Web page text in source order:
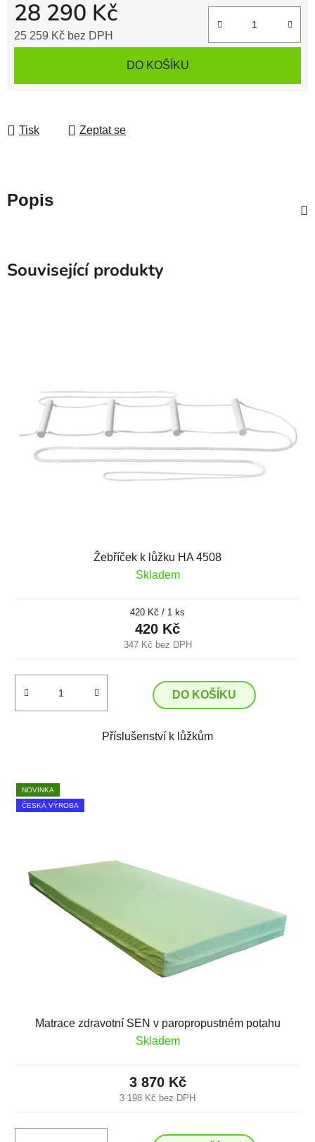
28 290 Kč
25 259 Kč bez DPH
DO KOŠÍKU
Tisk Zeptat se
Popis
Související produkty
Žebříček k lůžku HA 4508
Skladem
347 Kč bez DPH
420 Kč
Měrná
cena:
420 Kč / 1 ks
DO KOŠÍKU
Příslušenství k lůžkům
NOVINKA
ČESKÁ VÝROBA
Matrace zdravotní SEN v paropropustném potahu
Skladem
3 198 Kč bez DPH
3 870 Kč